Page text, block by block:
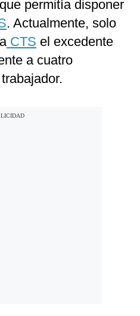
permitía disponer
. Actualmente, solo
CTS el excedente
a cuatro